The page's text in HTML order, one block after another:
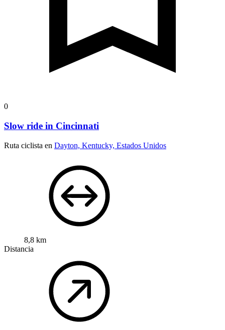
0
Slow ride in Cincinnati
Ruta ciclista en Dayton, Kentucky, Estados Unidos
8,8 km
Distancia